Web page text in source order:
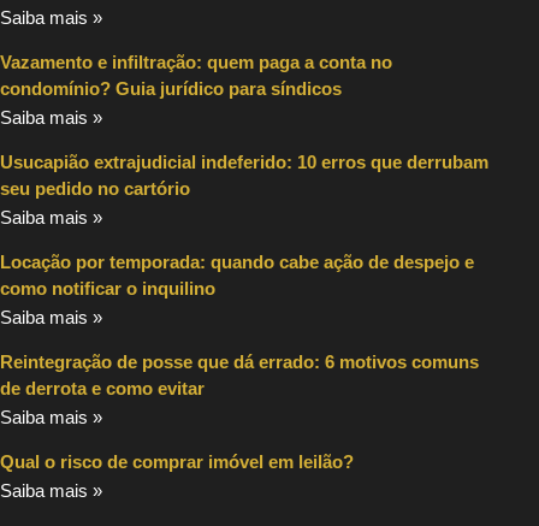
Saiba mais »
Vazamento e infiltração: quem paga a conta no
condomínio? Guia jurídico para síndicos
Saiba mais »
Usucapião extrajudicial indeferido: 10 erros que derrubam
seu pedido no cartório
Saiba mais »
Locação por temporada: quando cabe ação de despejo e
como notificar o inquilino
Saiba mais »
Reintegração de posse que dá errado: 6 motivos comuns
de derrota e como evitar
Saiba mais »
Qual o risco de comprar imóvel em leilão?
Saiba mais »